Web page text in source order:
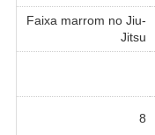
Faixa marrom no Jiu-
Jitsu
8